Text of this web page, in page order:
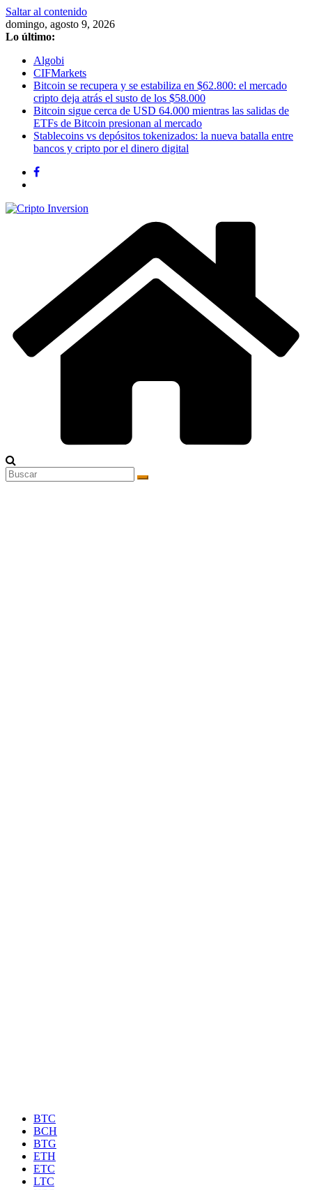
Saltar al contenido
domingo, agosto 9, 2026
Lo último:
Algobi
CIFMarkets
Bitcoin se recupera y se estabiliza en $62.800: el mercado
cripto deja atrás el susto de los $58.000
Bitcoin sigue cerca de USD 64.000 mientras las salidas de
ETFs de Bitcoin presionan al mercado
Stablecoins vs depósitos tokenizados: la nueva batalla entre
bancos y cripto por el dinero digital
BTC
BCH
BTG
ETH
ETC
LTC